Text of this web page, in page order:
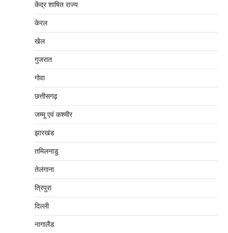
केंद्र शाषित राज्य
केरल
खेल
गुजरात
गोवा
छत्तीसगढ़
जम्‍मू एवं कश्‍मीर
झारखंड
तमिलनाडु
तेलंगाना
त्रिपुरा
दिल्‍ली
नागालैंड